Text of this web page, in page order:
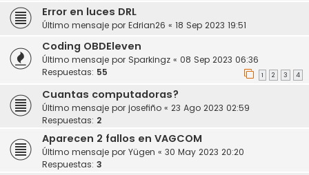
Error en luces DRL
Último mensaje por Edrian26 « 18 Sep 2023 19:51
Coding OBDEleven
Último mensaje por Sparkingz « 08 Sep 2023 06:36
Respuestas: 55 1 2 3 4
Cuantas computadoras?
Último mensaje por josefiño « 23 Ago 2023 02:59
Respuestas: 2
Aparecen 2 fallos en VAGCOM
Último mensaje por Yügen « 30 May 2023 20:20
Respuestas: 3